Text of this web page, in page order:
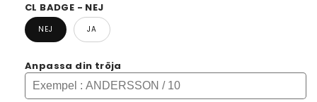
CL BADGE - NEJ
NEJ JA
Anpassa din tröja